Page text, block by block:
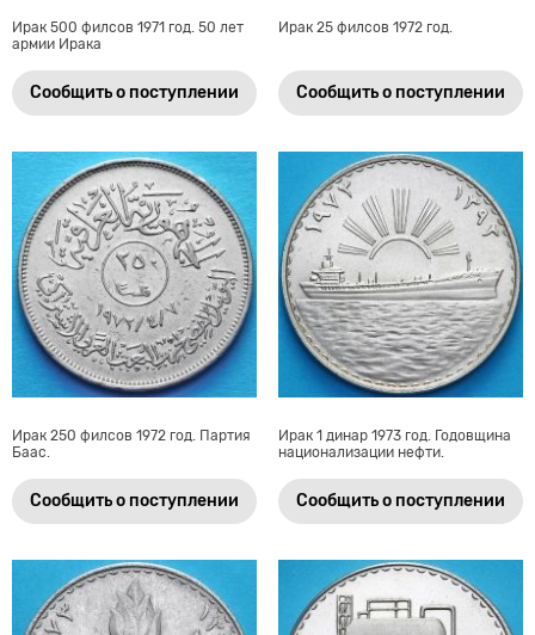
Ирак 500 филсов 1971 год. 50 лет
армии Ирака
Сообщить о поступлении
Ирак 25 филсов 1972 год.
Сообщить о поступлении
Ирак 250 филсов 1972 год. Партия
Баас.
Сообщить о поступлении
Ирак 1 динар 1973 год. Годовщина
национализации нефти.
Сообщить о поступлении